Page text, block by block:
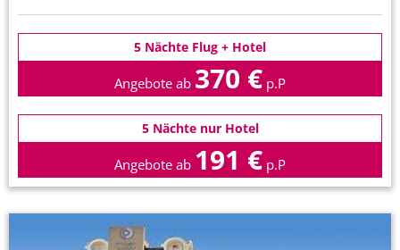
5 Nächte Flug + Hotel
Angebote ab 370 € p.P
5 Nächte nur Hotel
Angebote ab 191 € p.P